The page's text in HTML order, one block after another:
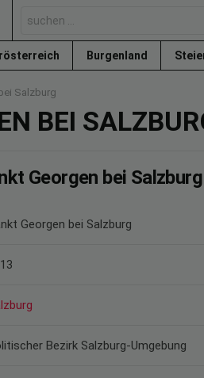
for:
Burgenland
Salzburg
BEI
Georgen bei Salzburg
Georgen bei Salzburg
Bezirk Salzburg-Umgebung